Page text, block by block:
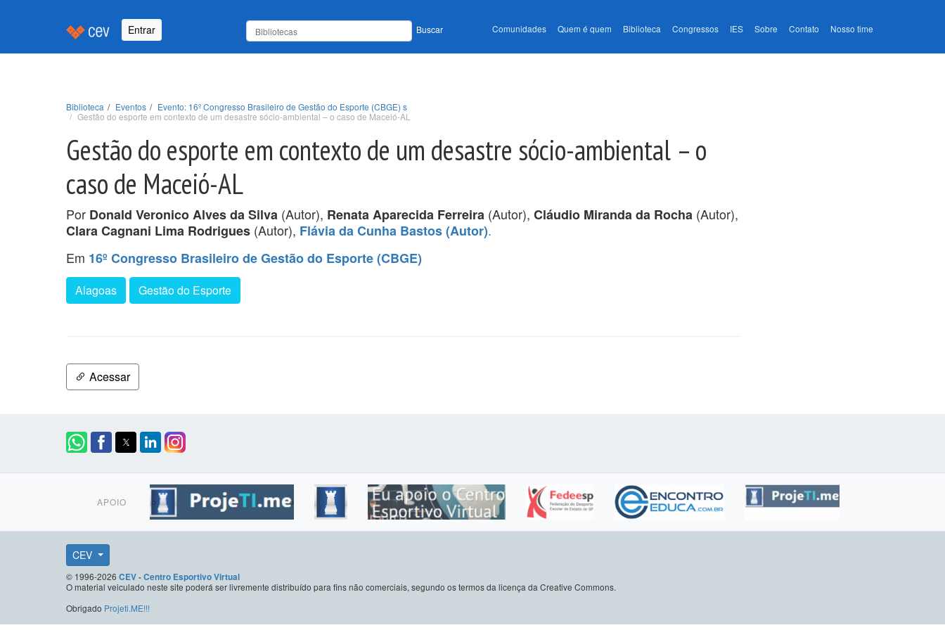
Entrar Buscar Comunidades Quem é quem Biblioteca Congressos IES Sobre Contato Nosso time
Biblioteca Eventos
Evento: 16º Congresso Brasileiro de Gestão do Esporte (CBGE) s
Gestão do esporte em contexto de um desastre sócio-ambiental – o caso de Maceió-AL
Gestão do esporte em contexto de um desastre sócio-ambiental – o
caso de Maceió-AL
Por Donald Veronico Alves da Silva (Autor), Renata Aparecida Ferreira (Autor), Cláudio Miranda da Rocha (Autor),
Clara Cagnani Lima Rodrigues (Autor), Flávia da Cunha Bastos (Autor).
Em 16º Congresso Brasileiro de Gestão do Esporte (CBGE)
Alagoas Gestão do Esporte
Acessar
APOIO
CEV
© 1996-2026 CEV - Centro Esportivo Virtual
O material veiculado neste site poderá ser livremente distribuído para fins não comerciais, segundo os termos da licença da Creative Commons.
Obrigado Projeti.ME!!!